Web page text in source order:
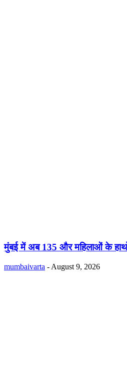
मुंबई में अब 135 और महिलाओं के
mumbaivarta - August 9, 2026